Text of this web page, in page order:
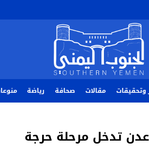
وتحقيقات مقالات صحافة رياضة
تدخل مرحلة حرجة